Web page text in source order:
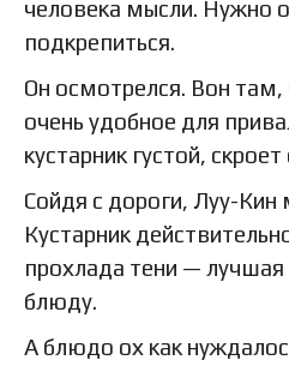
человека мысли. Нужно
подкрепиться.
Он осмотрелся. Вон
очень удобное для
кустарник густой,
Сойдя с дороги, Луу-Кин
Кустарник
прохлада тени —
блюду.
А блюдо ох как